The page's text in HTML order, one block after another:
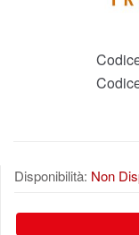
Disponibilità: Non